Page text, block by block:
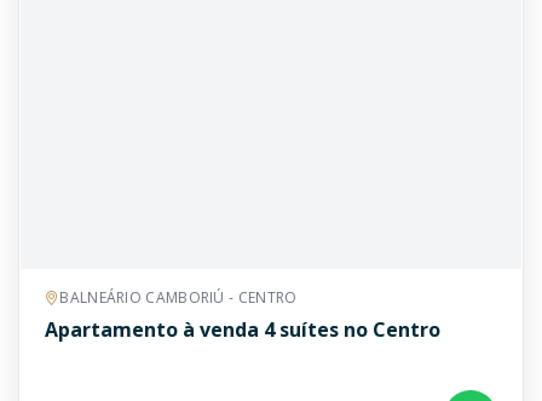
BALNEÁRIO CAMBORIÚ - CENTRO
Apartamento à venda 4 suítes no Centro